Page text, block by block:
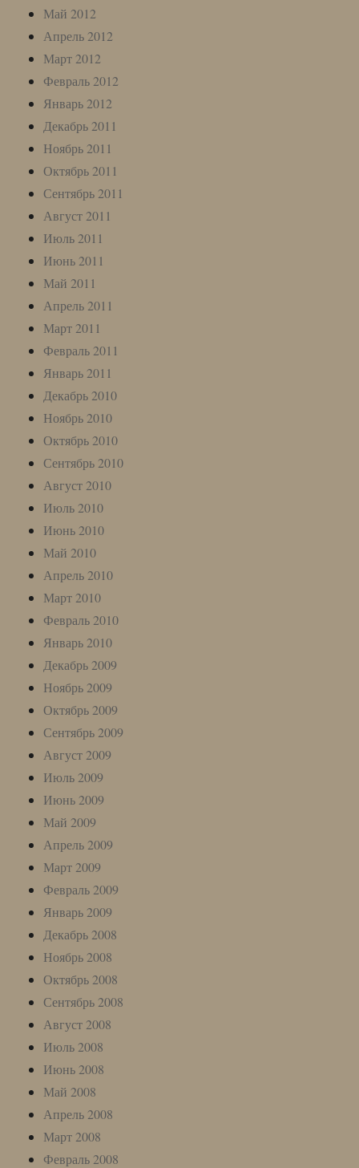
Май 2012
Апрель 2012
Март 2012
Февраль 2012
Январь 2012
Декабрь 2011
Ноябрь 2011
Октябрь 2011
Сентябрь 2011
Август 2011
Июль 2011
Июнь 2011
Май 2011
Апрель 2011
Март 2011
Февраль 2011
Январь 2011
Декабрь 2010
Ноябрь 2010
Октябрь 2010
Сентябрь 2010
Август 2010
Июль 2010
Июнь 2010
Май 2010
Апрель 2010
Март 2010
Февраль 2010
Январь 2010
Декабрь 2009
Ноябрь 2009
Октябрь 2009
Сентябрь 2009
Август 2009
Июль 2009
Июнь 2009
Май 2009
Апрель 2009
Март 2009
Февраль 2009
Январь 2009
Декабрь 2008
Ноябрь 2008
Октябрь 2008
Сентябрь 2008
Август 2008
Июль 2008
Июнь 2008
Май 2008
Апрель 2008
Март 2008
Февраль 2008